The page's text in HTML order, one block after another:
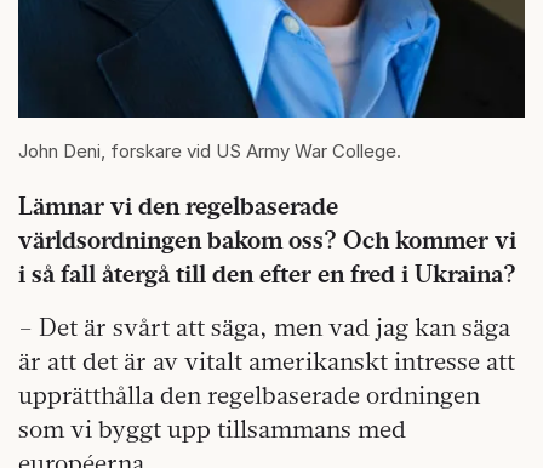
John Deni, forskare vid US Army War College.
Lämnar vi den regelbaserade
världsordningen bakom oss? Och kommer vi
i så fall återgå till den efter en fred i Ukraina?
– Det är svårt att säga, men vad jag kan säga
är att det är av vitalt amerikanskt intresse att
upprätthålla den regelbaserade ordningen
som vi byggt upp tillsammans med